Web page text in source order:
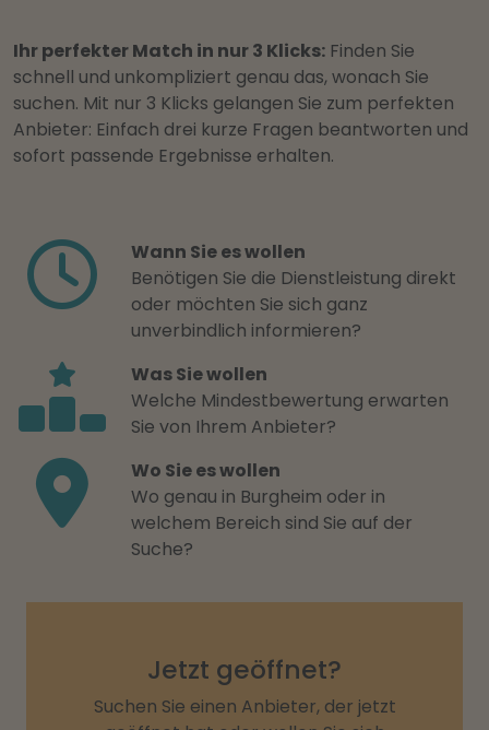
Ihr perfekter Match in nur 3 Klicks: Finden Sie
schnell und unkompliziert genau das, wonach Sie
suchen. Mit nur 3 Klicks gelangen Sie zum perfekten
Anbieter: Einfach drei kurze Fragen beantworten und
sofort passende Ergebnisse erhalten.
Wann Sie es wollen
Benötigen Sie die Dienstleistung direkt
oder möchten Sie sich ganz
unverbindlich informieren?
Was Sie wollen
Welche Mindestbewertung erwarten
Sie von Ihrem Anbieter?
Wo Sie es wollen
Wo genau in Burgheim oder in
welchem Bereich sind Sie auf der
Suche?
Jetzt geöffnet?
Suchen Sie einen Anbieter, der jetzt